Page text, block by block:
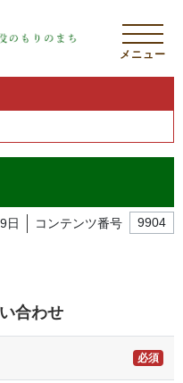
メニュー
日 コンテンツ番号 9904
合わせ
必須